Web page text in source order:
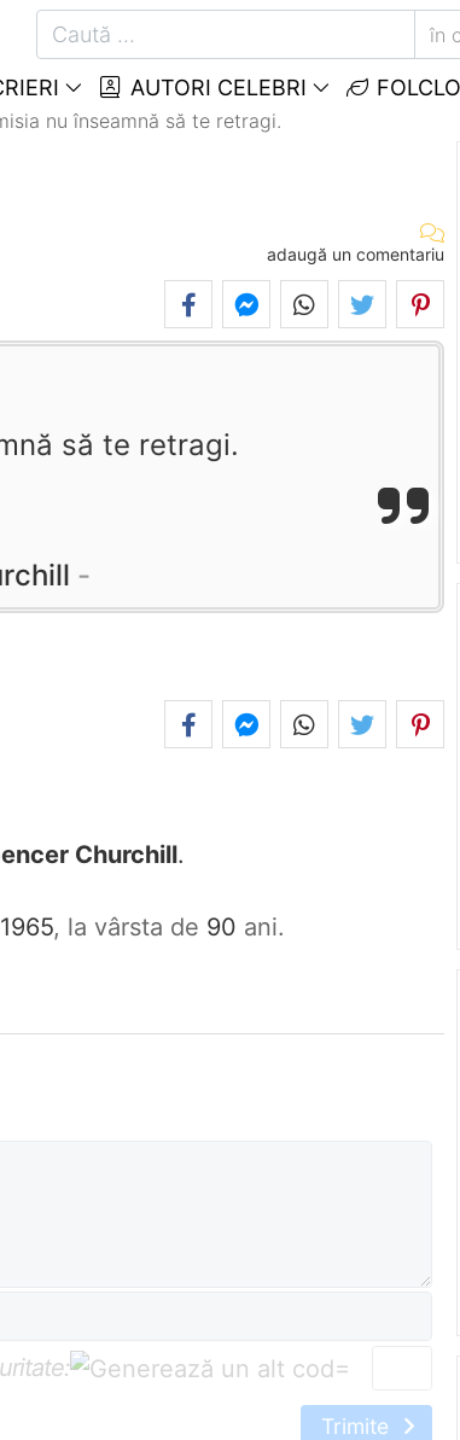
în
AUTORI CELEBRI
nu înseamnă să te retragi.
adaugă un comentariu
să te retragi.
Churchill.
, la vârsta de 90 ani.
=
Trimite